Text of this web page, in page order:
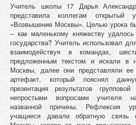
Учитель школы 17 Дарья
представила коллегам
«Возвышение Москвы». Целью урока
– как маленькому княжеству
государства? Учитель использовал
взаимодействуя в командах,
предложенным текстом и искали в
Москвы, далее они представляли
артефакт, который пояснял
презентация результатов
непростыми вопросами учителя
названной причины. Рефлексия
учащиеся давали обратную связь